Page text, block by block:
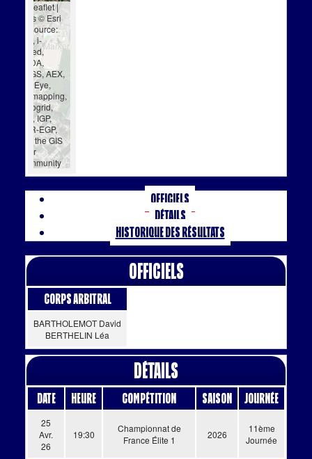
Leaflet|
Tiles © Esri
— Source:
Esri, i-
cubed,
USDA,
USGS, AEX,
GeoEye,
Getmapping,
Aerogrid,
IGN, IGP,
UPR-EGP,
and the GIS
User
Community
Officiels
Détails
Historique des résultats
Officiels
Corps Arbitral
BARTHOLEMOT David
BERTHELIN Léa
Détails
Date Heure Compétition Saison Journée
25
Avr.
26
19:30
Championnat de
France Élite 1
2026
11ème
Journée